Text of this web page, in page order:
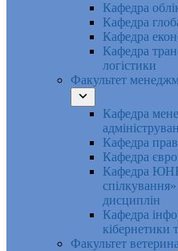
Кафедра
Кафедра
Кафедра
Кафедра
логістики
Факультет
Кафедра
Кафедра
Кафедра
Кафедра
дисциплін
Кафедра
кібернетики
Факультет